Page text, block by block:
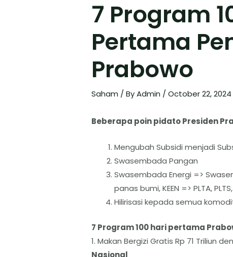
7 Program
Pertama
Prabowo
Saham / ByAdmin / October 22, 2024
Beberapa poin pidato Presiden
Mengubah Subsidi menjadi
Swasembada Pangan
Swasembada Energi =>
panas bumi, KEEN => PLTA,
Hilirisasi kepada semua
7 Program 100 hari pertama
1. Makan Bergizi Gratis Rp 71 Triliun
Nasional